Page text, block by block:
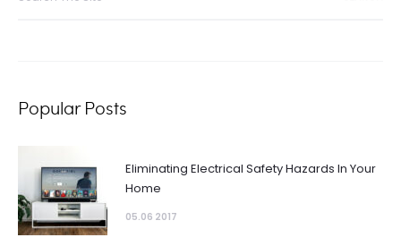
Popular Posts
Eliminating Electrical Safety Hazards In Your
Home
05.06 2017